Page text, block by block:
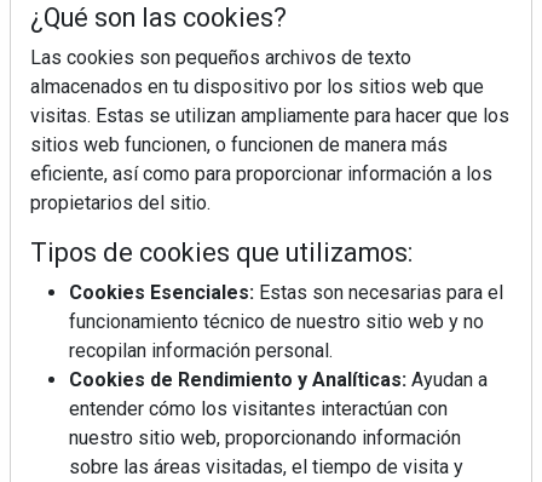
Mujer del mes: Boticaria García, la farmacéutica que
habla con el corazón
¿Qué son las cookies?
Las cookies son pequeños archivos de texto
almacenados en tu dispositivo por los sitios web que
visitas. Estas se utilizan ampliamente para hacer que los
sitios web funcionen, o funcionen de manera más
eficiente, así como para proporcionar información a los
propietarios del sitio.
Tipos de cookies que utilizamos:
Cookies Esenciales: Estas son necesarias para el
funcionamiento técnico de nuestro sitio web y no
recopilan información personal.
Cookies de Rendimiento y Analíticas: Ayudan a
entender cómo los visitantes interactúan con
nuestro sitio web, proporcionando información
sobre las áreas visitadas, el tiempo de visita y